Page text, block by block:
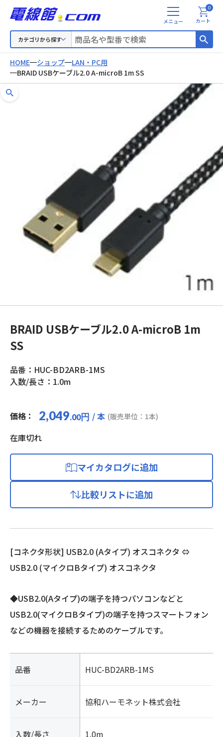
カテゴリから探す
メ
ニ
カート
0
HOME ショップ
LAN・PC用
BRAID USBケーブル2.0 A-microB 1m SS
BRAID USBケーブル2.0 A-microB 1m
SS
品番：HUC-BD2ARB-1MS
入数/長さ：1.0m
価格： 2,049.00円 / 本 (販売単位：1本)
在庫切れ
マイカタログに追加
比較リストに追加
[コネクタ形状] USB2.0 (Aタイプ) オスコネクタ ⇔
USB2.0 (マイクロBタイプ) オスコネクタ
◆USB2.0(Aタイプ)の端子を持つパソコンなどと
USB2.0(マイクロBタイプ)の端子を持つスマートフォン
などの機器を接続するためのケーブルです。
品番 HUC-BD2ARB-1MS
メーカー 協和ハーモネット株式会社
入数/長さ 1.0m